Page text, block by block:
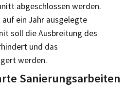
abgeschlossen werden.
auf ein Jahr ausgelegte
soll die Ausbreitung des
und das
werden.
Sanierungsarbeiten